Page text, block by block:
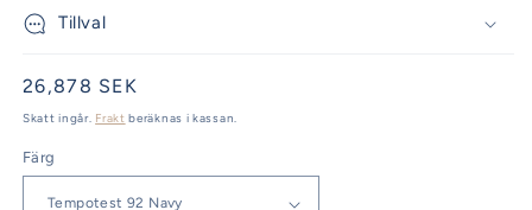
Tillval
Ordinarie
pris
26,878 SEK
Skatt ingår. Frakt beräknas i kassan.
Färg